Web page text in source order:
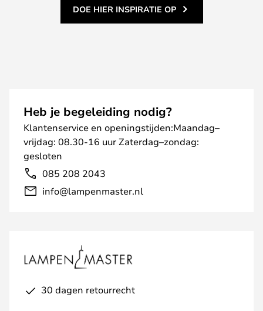
DOE HIER INSPIRATIE OP
Heb je begeleiding nodig?
Klantenservice en openingstijden:Maandag–
vrijdag: 08.30-16 uur Zaterdag–zondag:
gesloten
085 208 2043
info@lampenmaster.nl
30 dagen retourrecht